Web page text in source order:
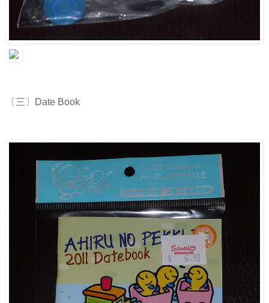
〔三〕Date Book